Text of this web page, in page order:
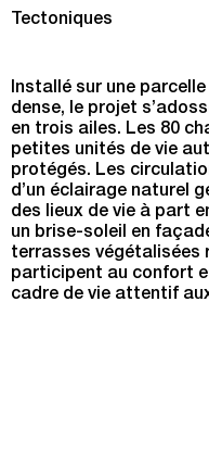
Tectoniques
Ehpad à Grenoble
Installé sur une
dense, le projet
en trois ailes. Les 80
petites unités de vie
protégés. Les
d’un éclairage naturel
des lieux de vie à part
un brise-soleil en
terrasses végétalisées
participent au confort
cadre de vie attentif